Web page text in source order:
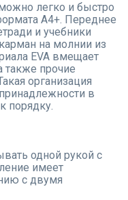
легко и быстро
А4+. Переднее
и учебники
на молнии из
EVA вмещает
также прочие
организация
в
порядку.
одной рукой с
имеет
с двумя